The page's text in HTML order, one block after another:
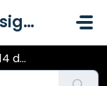
SERA Business Design B.V.
2022